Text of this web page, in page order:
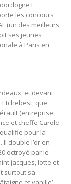
!
les concours
(un des meilleurs
ses jeunes
à Paris en
et devant
que
(entreprise
et cheffe Carole
pour la
double l’or en
octroyé par le
jacques, lotte et
surtout sa
et vanille’.